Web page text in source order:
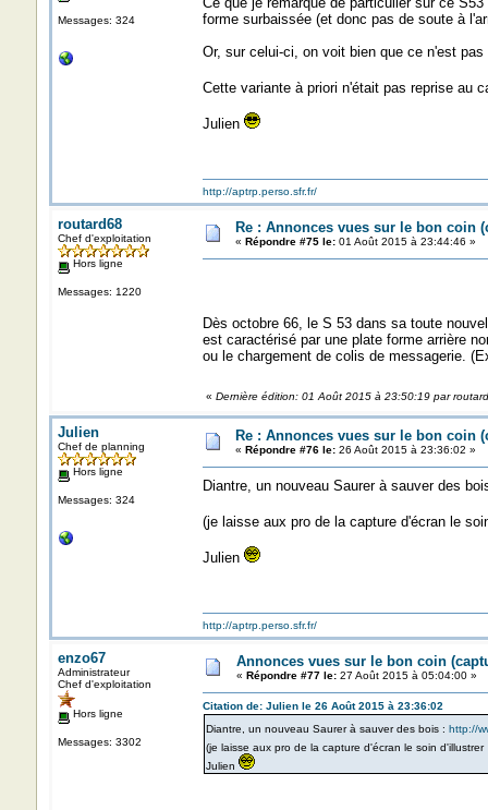
Messages: 324
forme surbaissée (et donc pas de soute à
Or, sur celui-ci, on voit bien que ce n'est
Cette variante à priori n'était pas reprise au
Julien
http://aptrp.perso.sfr.fr/
routard68
Chef d'exploitation
Hors ligne
Messages: 1220
Re : Annonces vues sur le bon coin
« Répondre #75 le:01 Août 2015 à 23:44:46 »
Dès octobre 66, le S 53 dans sa toute
est caractérisé par une plate forme arrière
ou le chargement de colis de messagerie.
« Dernière édition: 01 Août 2015 à 23:50:19 par
Julien
Chef de planning
Hors ligne
Messages: 324
Re : Annonces vues sur le bon coin
« Répondre #76 le:26 Août 2015 à 23:36:02 »
Diantre, un nouveau Saurer à sauver des
(je laisse aux pro de la capture d'écran le
Julien
http://aptrp.perso.sfr.fr/
enzo67
Administrateur
Chef d'exploitation
Hors ligne
Messages: 3302
Annonces vues sur le bon coin
« Répondre #77 le:27 Août 2015 à 05:04:00 »
Citation de: Julien le 26 Août 2015 à 23:36:02
Diantre, un nouveau Saurer à sauver des bois : http://
(je laisse aux pro de la capture d'écran le soin
Julien